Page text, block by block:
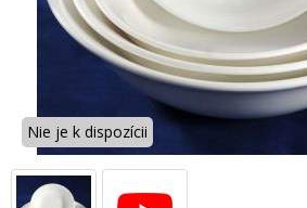
Nie je k dispozícii